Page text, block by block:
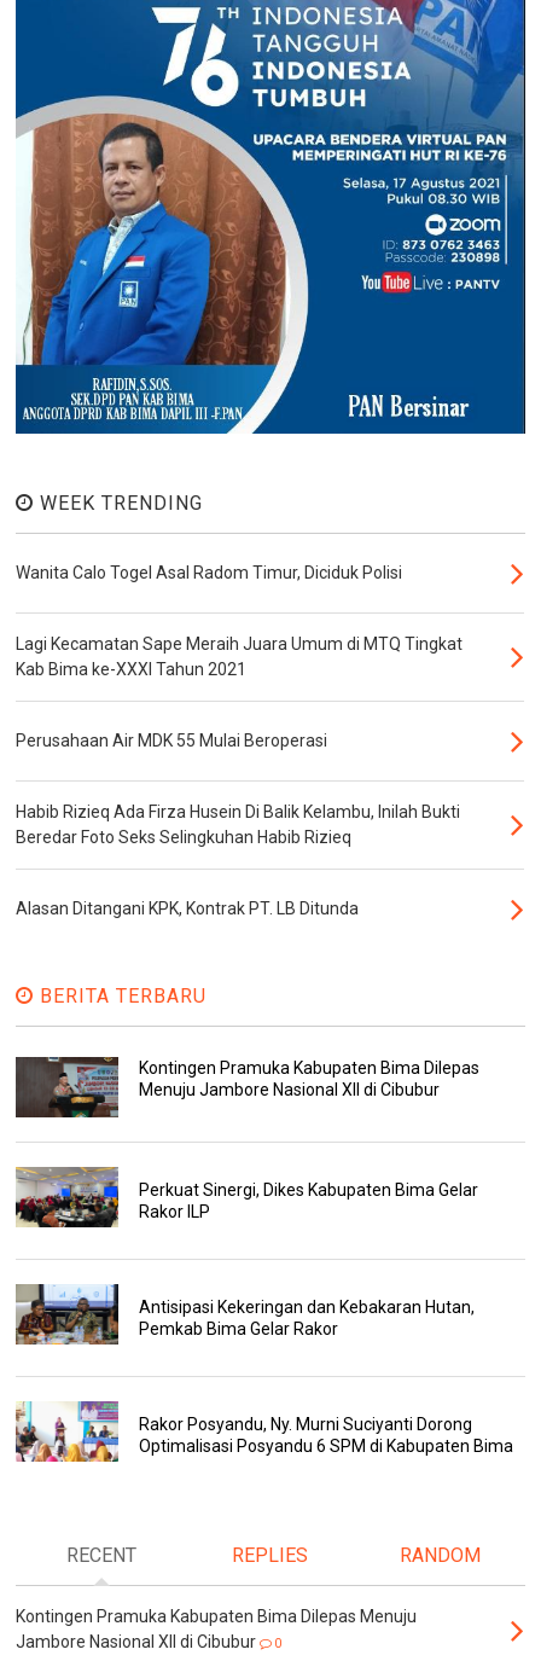
WEEK TRENDING
Wanita Calo Togel Asal Radom Timur, Diciduk Polisi
Lagi Kecamatan Sape Meraih Juara Umum di MTQ Tingkat
Kab Bima ke-XXXI Tahun 2021
Perusahaan Air MDK 55 Mulai Beroperasi
Habib Rizieq Ada Firza Husein Di Balik Kelambu, Inilah Bukti
Beredar Foto Seks Selingkuhan Habib Rizieq
Alasan Ditangani KPK, Kontrak PT. LB Ditunda
BERITA TERBARU
Kontingen Pramuka Kabupaten Bima Dilepas
Menuju Jambore Nasional XII di Cibubur
Perkuat Sinergi, Dikes Kabupaten Bima Gelar
Rakor ILP
Antisipasi Kekeringan dan Kebakaran Hutan,
Pemkab Bima Gelar Rakor
Rakor Posyandu, Ny. Murni Suciyanti Dorong
Optimalisasi Posyandu 6 SPM di Kabupaten Bima
RECENT REPLIES RANDOM
Kontingen Pramuka Kabupaten Bima Dilepas Menuju
Jambore Nasional XII di Cibubur
0